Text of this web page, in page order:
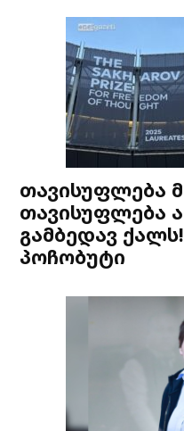
თავისუფლება
თავისუფლება
გამბედავ
პოჩობუტი